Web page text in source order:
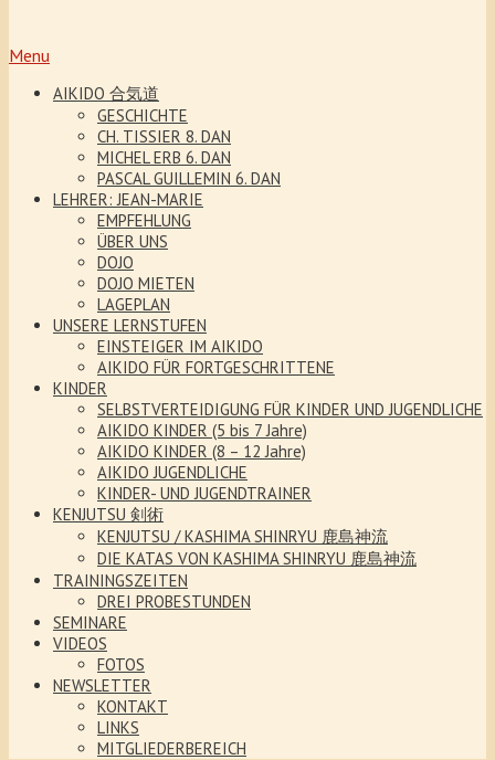
Menu
AIKIDO 合気道
GESCHICHTE
CH. TISSIER 8. DAN
MICHEL ERB 6. DAN
PASCAL GUILLEMIN 6. DAN
LEHRER: JEAN-MARIE
EMPFEHLUNG
ÜBER UNS
DOJO
DOJO MIETEN
LAGEPLAN
UNSERE LERNSTUFEN
EINSTEIGER IM AIKIDO
AIKIDO FÜR FORTGESCHRITTENE
KINDER
SELBSTVERTEIDIGUNG FÜR KINDER UND JUGENDLICHE
AIKIDO KINDER (5 bis 7 Jahre)
AIKIDO KINDER (8 – 12 Jahre)
AIKIDO JUGENDLICHE
KINDER- UND JUGENDTRAINER
KENJUTSU 剣術
KENJUTSU / KASHIMA SHINRYU 鹿島神流
DIE KATAS VON KASHIMA SHINRYU 鹿島神流
TRAININGSZEITEN
DREI PROBESTUNDEN
SEMINARE
VIDEOS
FOTOS
NEWSLETTER
KONTAKT
LINKS
MITGLIEDERBEREICH